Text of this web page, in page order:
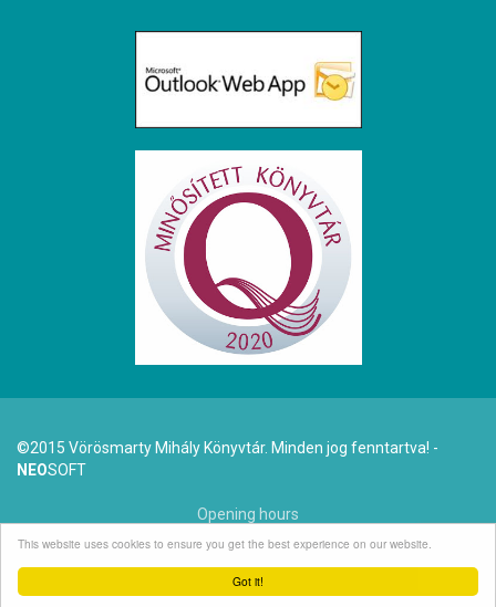
Got it!
This website uses cookies to ensure you get the best experience on our website.
©2015 Vörösmarty Mihály Könyvtár. Minden jog fenntartva! -
NEOSOFT
Opening hours